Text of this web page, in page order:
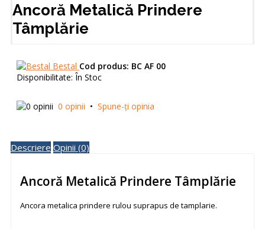
Ancoră Metalică Prindere
Tâmplărie
Bestal Cod produs: BC AF 00
Disponibilitate: În Stoc
0 opinii • Spune-ţi opinia
Descriere Opinii (0)
Ancoră Metalică Prindere Tâmplărie
Ancora metalica prindere rulou suprapus de tamplarie.